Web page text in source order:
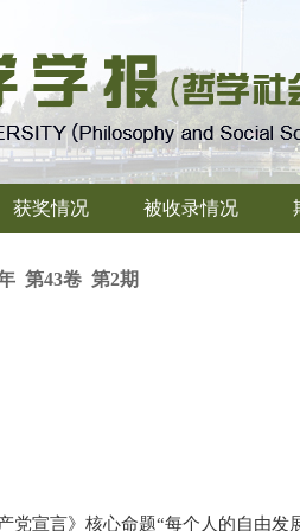
获奖情况 被收录情况
第43卷 第2期
宣言》核心命题“每个人的自由发